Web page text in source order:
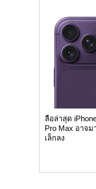
ลือล่าสุด
Pro Max อาจม
เล็กลง